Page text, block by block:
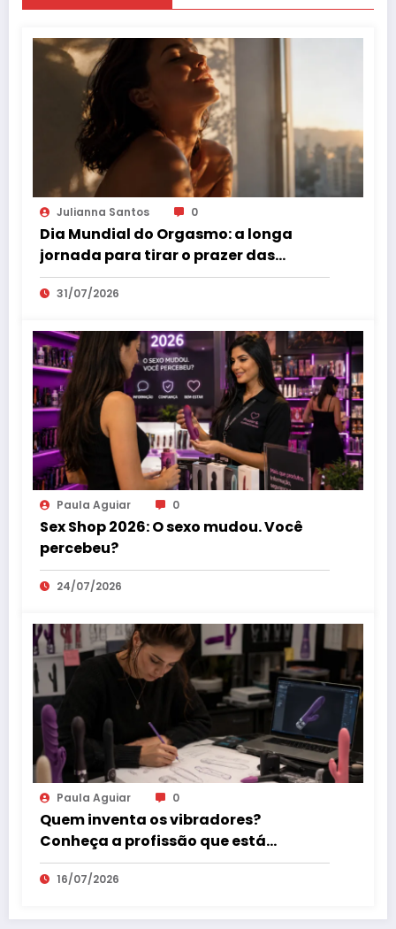
Julianna Santos 0
Dia Mundial do Orgasmo: a longa
jornada para tirar o prazer das
sombras
31/07/2026
Paula Aguiar 0
Sex Shop 2026: O sexo mudou. Você
percebeu?
24/07/2026
Paula Aguiar 0
Quem inventa os vibradores?
Conheça a profissão que está
revolucionando o mercado erótico
16/07/2026